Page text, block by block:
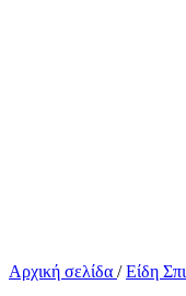
Αρχική σελίδα / Είδη